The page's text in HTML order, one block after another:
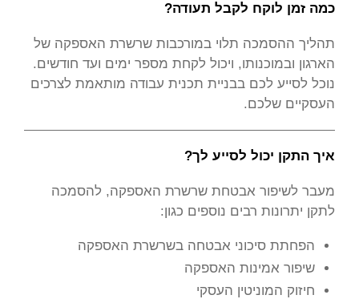
כמה זמן לוקח לקבל תעודה?
תהליך ההסמכה תלוי במורכבות שרשרת האספקה של
הארגון ובמוכנותו, ויכול לקחת מספר ימים ועד חודשים.
נוכל לסייע לכם בבניית תכנית עבודה מותאמת לצרכים
העסקיים שלכם.
איך התקן יכול לסייע לך?
מעבר לשיפור אבטחת שרשרת האספקה, להסמכה
לתקן יתרונות רבים נוספים כגון:
הפחתת סיכוני אבטחה בשרשרת האספקה
שיפור אמינות האספקה
חיזוק המוניטין העסקי